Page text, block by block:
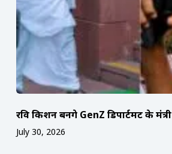
रवि किशन बनेंगे GenZ डिपार्टमेंट के मंत्री
July 30, 2026